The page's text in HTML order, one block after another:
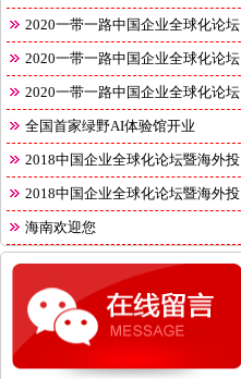
2020一带一路中国企业全球化论坛
2020一带一路中国企业全球化论坛
2020一带一路中国企业全球化论坛
全国首家绿野AI体验馆开业
2018中国企业全球化论坛暨海外投
2018中国企业全球化论坛暨海外投
海南欢迎您